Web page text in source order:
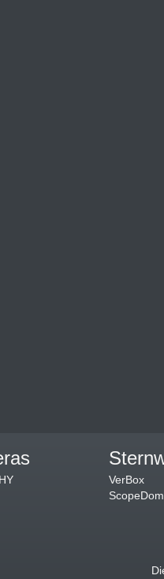
VerBox